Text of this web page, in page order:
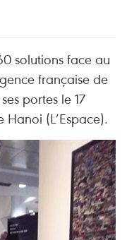
solutions face au
française de
portes le 17
(L’Espace).